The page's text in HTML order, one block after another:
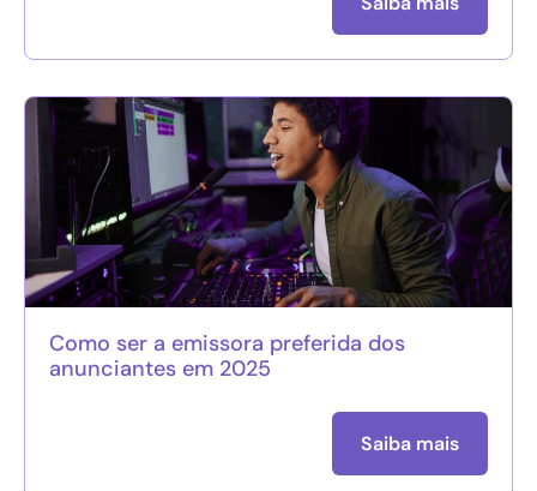
Como ser a emissora preferida dos
anunciantes em 2025
Saiba mais